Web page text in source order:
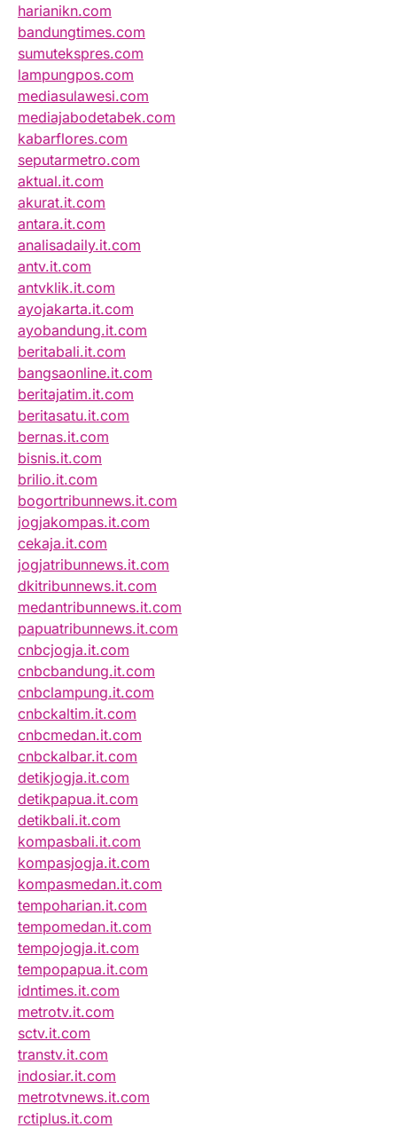
harianikn.com
bandungtimes.com
sumutekspres.com
lampungpos.com
mediasulawesi.com
mediajabodetabek.com
kabarflores.com
seputarmetro.com
aktual.it.com
akurat.it.com
antara.it.com
analisadaily.it.com
antv.it.com
antvklik.it.com
ayojakarta.it.com
ayobandung.it.com
beritabali.it.com
bangsaonline.it.com
beritajatim.it.com
beritasatu.it.com
bernas.it.com
bisnis.it.com
brilio.it.com
bogortribunnews.it.com
jogjakompas.it.com
cekaja.it.com
jogjatribunnews.it.com
dkitribunnews.it.com
medantribunnews.it.com
papuatribunnews.it.com
cnbcjogja.it.com
cnbcbandung.it.com
cnbclampung.it.com
cnbckaltim.it.com
cnbcmedan.it.com
cnbckalbar.it.com
detikjogja.it.com
detikpapua.it.com
detikbali.it.com
kompasbali.it.com
kompasjogja.it.com
kompasmedan.it.com
tempoharian.it.com
tempomedan.it.com
tempojogja.it.com
tempopapua.it.com
idntimes.it.com
metrotv.it.com
sctv.it.com
transtv.it.com
indosiar.it.com
metrotvnews.it.com
rctiplus.it.com